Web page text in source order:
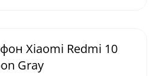
Xiaomi Redmi 10
Gray